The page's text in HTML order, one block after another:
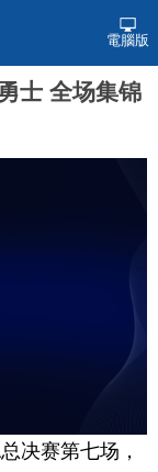
電腦版
士 全场集锦
决赛第七场，